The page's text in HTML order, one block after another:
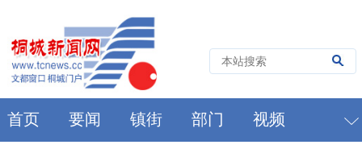
首页 要闻 镇街 部门 视频